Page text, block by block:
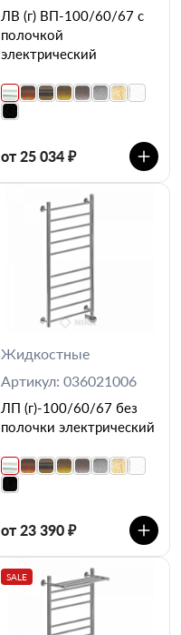
ЛВ (г) ВП-100/60/67 с
полочкой
электрический
от 25 034 ₽
Жидкостные
Артикул: 036021006
ЛП (г)-100/60/67 без
полочки электрический
от 23 390 ₽
SALE